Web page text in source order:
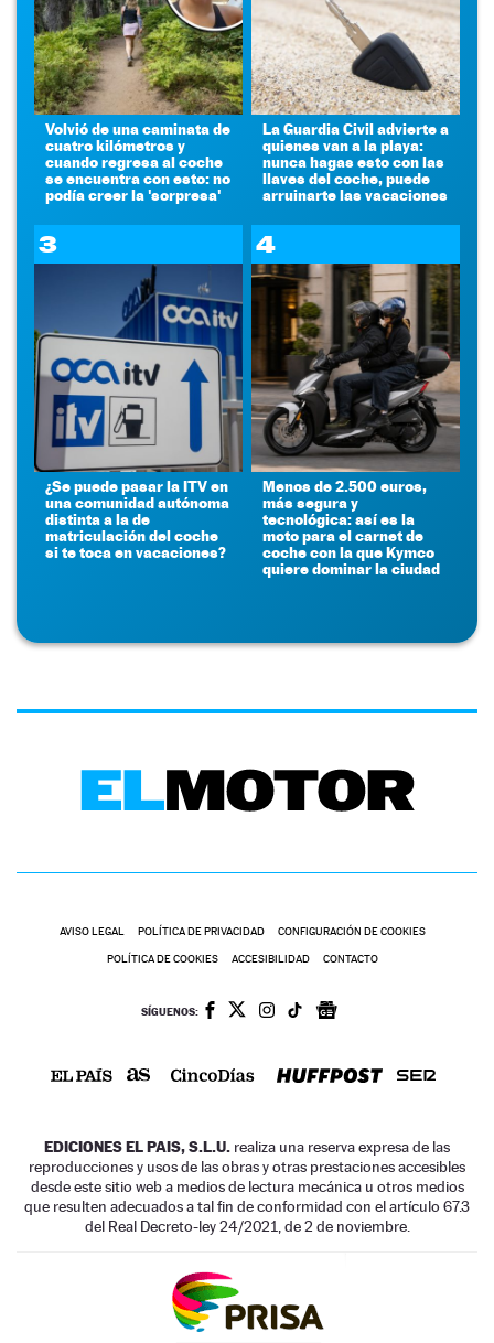
Volvió de una caminata de
cuatro kilómetros y
cuando regresa al coche
se encuentra con esto: no
podía creer la 'sorpresa'
La Guardia Civil advierte a
quienes van a la playa:
nunca hagas esto con las
llaves del coche, puede
arruinarte las vacaciones
3
¿Se puede pasar la ITV en
una comunidad autónoma
distinta a la de
matriculación del coche
si te toca en vacaciones?
4
Menos de 2.500 euros,
más segura y
tecnológica: así es la
moto para el carnet de
coche con la que Kymco
quiere dominar la ciudad
AVISO LEGAL POLÍTICA DE PRIVACIDAD CONFIGURACIÓN DE COOKIES
POLÍTICA DE COOKIES ACCESIBILIDAD CONTACTO
SÍGUENOS:
EDICIONES EL PAIS, S.L.U. realiza una reserva expresa de las
reproducciones y usos de las obras y otras prestaciones accesibles
desde este sitio web a medios de lectura mecánica u otros medios
que resulten adecuados a tal fin de conformidad con el artículo 67.3
del Real Decreto-ley 24/2021, de 2 de noviembre.